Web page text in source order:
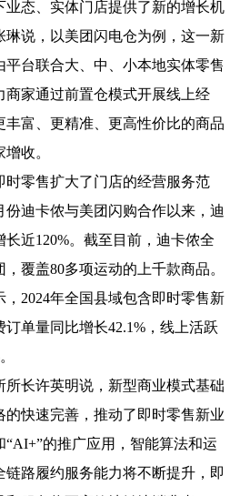
业态、实体门店提供了新的增长机
琳说，以美团闪电仓为例，这一新
台联合大、中、小本地实体零售
商家通过前置仓模式开展线上经
富、更精准、更高性价比的商品
收。
时零售扩大了门店的经营服务范
份迪卡侬与美团闪购合作以来，迪
近120%。截至目前，迪卡侬全
覆盖80多项运动的上千款商品。
，2024年全国县域包含即时零售新
单量同比增长42.1%，线上活跃
所长许英明说，新型商业模式基础
快速完善，推动了即时零售新业
的推广应用，智能算法和运
路履约服务能力将不断提升，即